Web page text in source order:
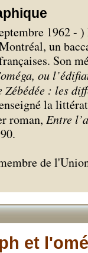
1962 -
un
Son
ou
Zébédée : les
la
roman, Entre
de
et